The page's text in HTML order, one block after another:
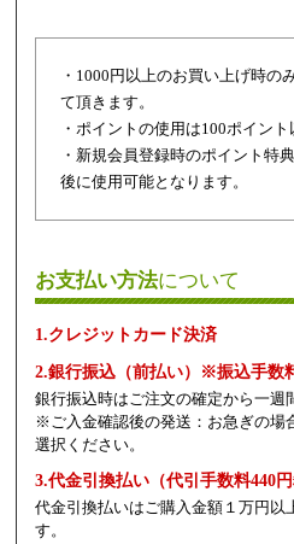
・1000円以上のお買い上げ時の
て頂きます。
・ポイントの使用は100ポイン
・新規会員登録時のポイント特
後に使用可能となります。
お支払い方法について
1.クレジットカード決済
2.銀行振込（前払い）※振込手数
銀行振込時はご注文の確定から一週
※ご入金確認後の発送：お急ぎの場
選択ください。
3.代金引換払い（代引手数料440円
代金引換払いはご購入金額１万円以
す。